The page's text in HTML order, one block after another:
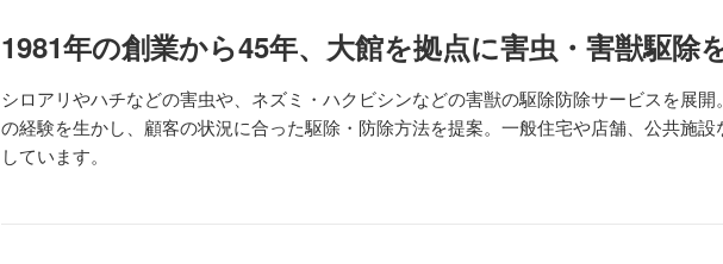
1981年の創業から45年、大館を拠点に害虫・害獣駆除
シロアリやハチなどの害虫や、ネズミ・ハクビシンなどの害獣の駆除防除サービスを展開
の経験を生かし、顧客の状況に合った駆除・防除方法を提案。一般住宅や店舗、公共施設
しています。